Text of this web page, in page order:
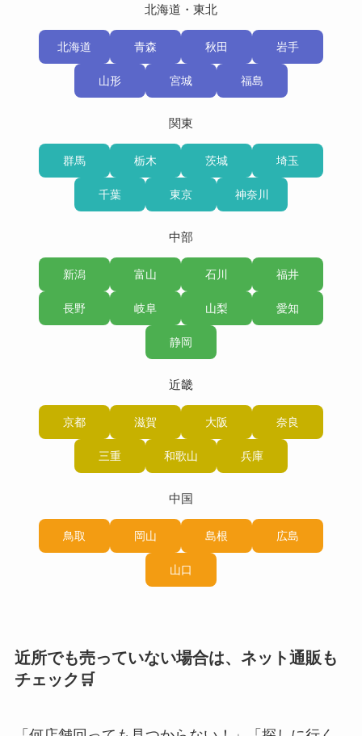
北海道・東北
北海道 青森 秋田 岩手
山形 宮城 福島
関東
群馬 栃木 茨城 埼玉
千葉 東京 神奈川
中部
新潟 富山 石川 福井
長野 岐阜 山梨 愛知
静岡
近畿
京都 滋賀 大阪 奈良
三重 和歌山 兵庫
中国
鳥取 岡山 島根 広島
山口
近所でも売っていない場合は、ネット通販も
チェック🛒